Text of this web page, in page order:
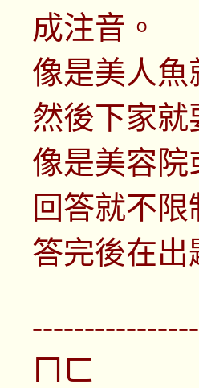
成注音。
像是美人
然後下家
像是美容
回答就不
答完後在
ㄇㄈ